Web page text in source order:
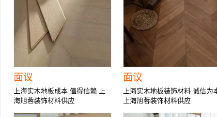
面议
上海实木地板成本 值得信赖 上
海旭蓉装饰材料供应
面议
上海实木地板装饰材料 诚信为
上海旭蓉装饰材料供应